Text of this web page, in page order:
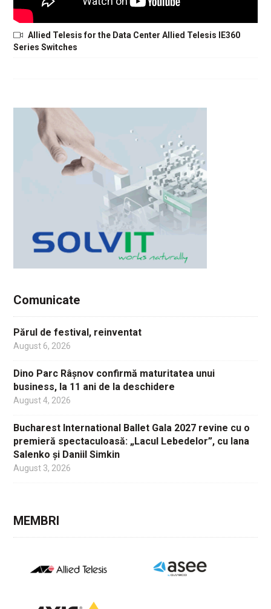
Allied Telesis for the Data Center Allied Telesis IE360
Series Switches
Comunicate
Părul de festival, reinventat
August 6, 2026
Dino Parc Râșnov confirmă maturitatea unui
business, la 11 ani de la deschidere
August 4, 2026
Bucharest International Ballet Gala 2027 revine cu o
premieră spectaculoasă: „Lacul Lebedelor”, cu Iana
Salenko și Daniil Simkin
August 3, 2026
MEMBRI